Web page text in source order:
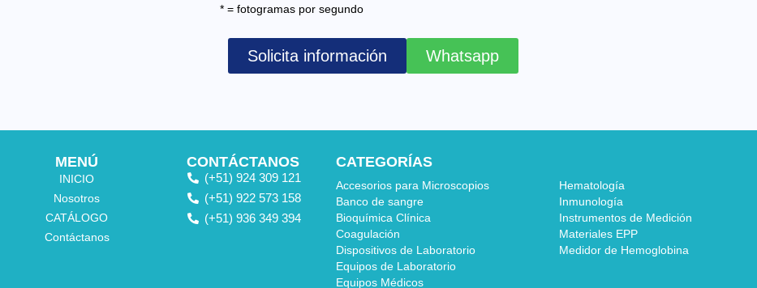
* = fotogramas por segundo
Solicita información Whatsapp
MENÚ
INICIO
Nosotros
CATÁLOGO
Contáctanos
CONTÁCTANOS
(+51) 924 309 121
(+51) 922 573 158
(+51) 936 349 394
CATEGORÍAS
Accesorios para Microscopios
Banco de sangre
Bioquímica Clínica
Coagulación
Dispositivos de Laboratorio
Equipos de Laboratorio
Equipos Médicos
Hematología
Inmunología
Instrumentos de Medición
Materiales EPP
Medidor de Hemoglobina